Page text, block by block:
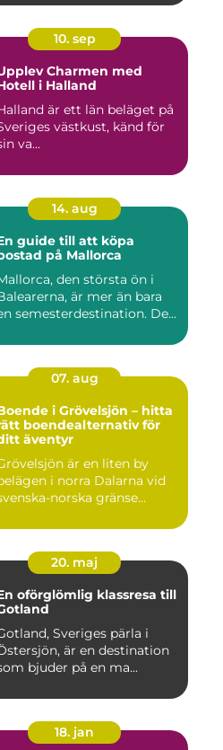
10. sep
Charmen med
i Halland
är ett län beläget på
västkust, känd för
va...
14. aug
guide till att köpa
på Mallorca
den största ön i
är mer än bara
semesterdestination. De...
07. aug
i Grövelsjön – hitta
boendealternativ för
äventyr
är en liten by
i norra Dalarna vid
norska gränse...
20. maj
oförglömlig klassresa till
Sveriges pärla i
är en destination
bjuder på en ma...
18. jan